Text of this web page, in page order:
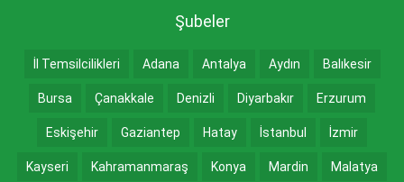
Şubeler
İl Temsilcilikleri Adana Antalya Aydın Balıkesir
Bursa Çanakkale Denizli Diyarbakır Erzurum
Eskişehir Gaziantep Hatay İstanbul İzmir
Kayseri Kahramanmaraş Konya Mardin Malatya